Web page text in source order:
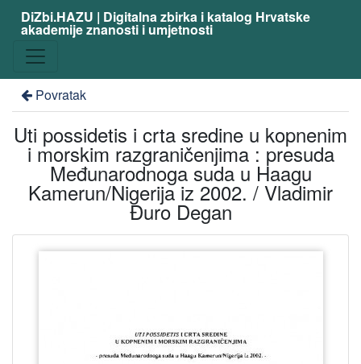
DiZbi.HAZU | Digitalna zbirka i katalog Hrvatske
akademije znanosti i umjetnosti
Povratak
Uti possidetis i crta sredine u kopnenim
i morskim razgraničenjima : presuda
Međunarodnoga suda u Haagu
Kamerun/Nigerija iz 2002. / Vladimir
Đuro Degan